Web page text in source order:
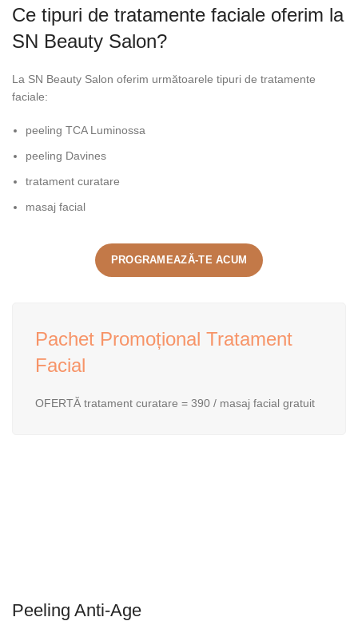
Ce tipuri de tratamente faciale oferim la
SN Beauty Salon?
La SN Beauty Salon oferim următoarele tipuri de tratamente
faciale:
peeling TCA Luminossa
peeling Davines
tratament curatare
masaj facial
PROGRAMEAZĂ-TE ACUM
Pachet Promoțional Tratament
Facial
OFERTĂ tratament curatare = 390 / masaj facial gratuit
Peeling Anti-Age